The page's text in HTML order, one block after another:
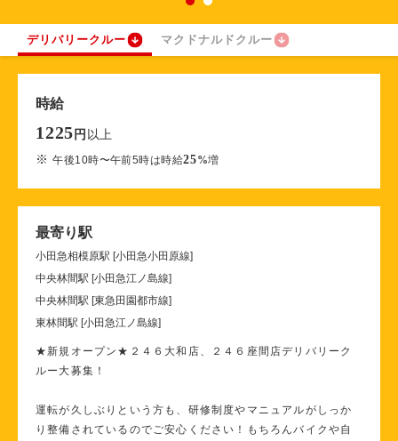
デリバリークルー マクドナルドクルー
時給
1225 円 以上
※午後10時〜午前5時は時給25%増
最寄り駅
小田急相模原駅 [小田急小田原線]
中央林間駅 [小田急江ノ島線]
中央林間駅 [東急田園都市線]
東林間駅 [小田急江ノ島線]
★新規オープン★２４６大和店、２４６座間店デリバリーク
ルー大募集！
運転が久しぶりという方も、研修制度やマニュアルがしっか
り整備されているのでご安心ください！もちろんバイクや自